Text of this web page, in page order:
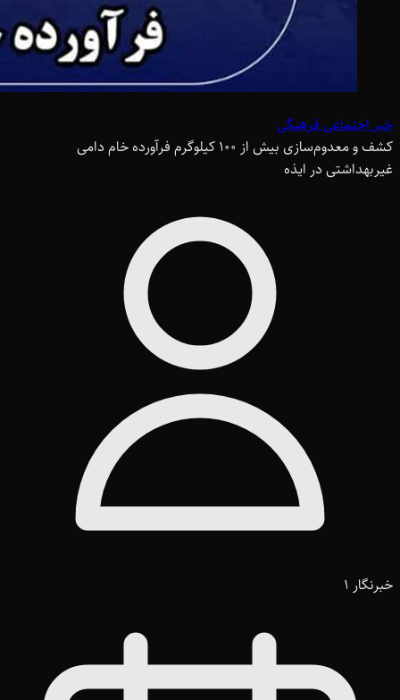
خبر اجتماعی فرهنگی
کشف و معدوم‌سازی بیش از 100 کیلوگرم فرآورده خام دامی
غیربهداشتی در ایذه
خبرنگار 1